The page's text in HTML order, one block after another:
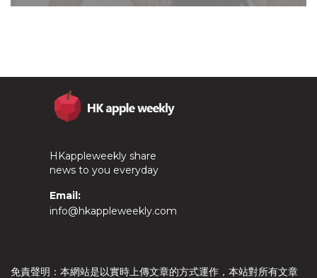
HKappleweekly share
news to you everyday
Email:
info@hkappleweekly.com
免責聲明：本網站是以實時上傳文章的方式運作，本站對所有文章